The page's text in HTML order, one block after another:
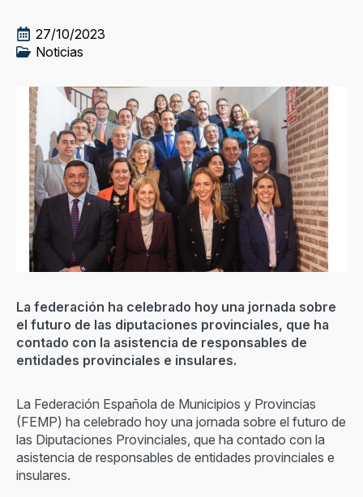
27/10/2023
Noticias
La federación ha celebrado hoy una jornada sobre
el futuro de las diputaciones provinciales, que ha
contado con la asistencia de responsables de
entidades provinciales e insulares.
La Federación Española de Municipios y Provincias
(FEMP) ha celebrado hoy una jornada sobre el futuro de
las Diputaciones Provinciales, que ha contado con la
asistencia de responsables de entidades provinciales e
insulares.